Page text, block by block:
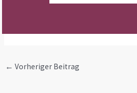
← Vorheriger Beitrag